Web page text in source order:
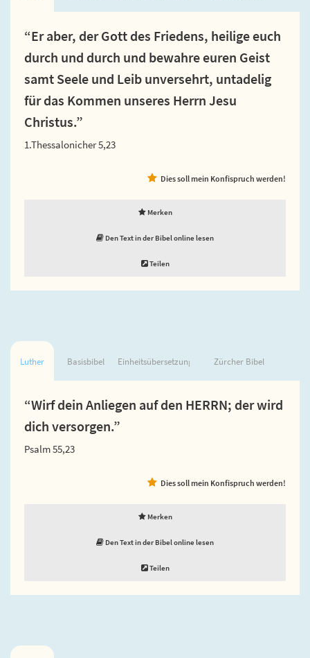
“Er aber, der Gott des Friedens, heilige euch
durch und durch und bewahre euren Geist
samt Seele und Leib unversehrt, untadelig
für das Kommen unseres Herrn Jesu
Christus.”
1.Thessalonicher 5,23
Dies soll mein Konfispruch werden!
Merken
Den Text in der Bibel online lesen
Teilen
Luther Basisbibel Einheitsübersetzung Zürcher Bibel
“Wirf dein Anliegen auf den HERRN; der wird
dich versorgen.”
Psalm 55,23
Dies soll mein Konfispruch werden!
Merken
Den Text in der Bibel online lesen
Teilen